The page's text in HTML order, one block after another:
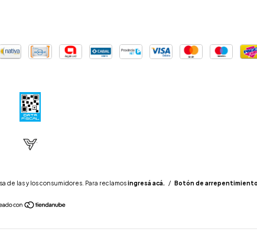
de las y los consumidores. Para reclamosingresá acá. / Botón de arrepentimiento